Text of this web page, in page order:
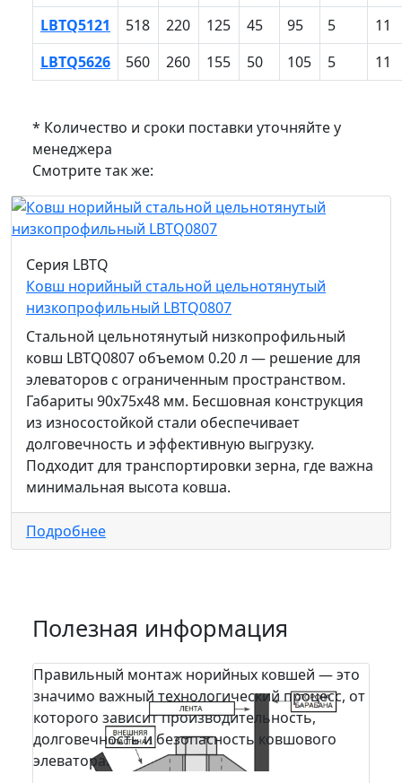
LBTQ5121
518 220 125 45 95 5
11
LBTQ5626
560 260 155 50 105 5 11
* Количество и сроки поставки уточняйте у
менеджера
Смотрите так же:
Серия LBTQ
Ковш норийный стальной цельнотянутый
низкопрофильный LBTQ0807
Стальной цельнотянутый низкопрофильный
ковш LBTQ0807 объемом 0.20 л — решение для
элеваторов с ограниченным пространством.
Габариты 90x75x48 мм. Бесшовная конструкция
из износостойкой стали обеспечивает
долговечность и эффективную выгрузку.
Подходит для транспортировки зерна, где важна
минимальная высота ковша.
Подробнее
Полезная информация
Правильный монтаж норийных ковшей — это
значимо важный технологический процесс, от
которого зависит производительность,
долговечность и безопасность ковшового
элеватора.